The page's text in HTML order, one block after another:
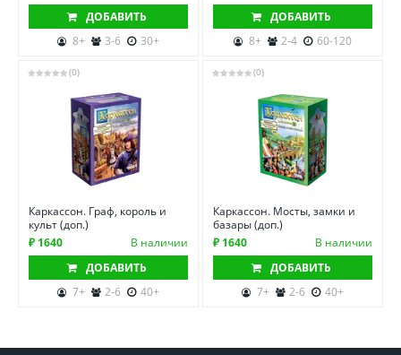
ДОБАВИТЬ
8+
3-6 30+
ДОБАВИТЬ
8+
2-4 60-120
(0)
Каркассон. Граф, король и
культ (доп.)
₽ 1640
В наличии
ДОБАВИТЬ
7+
2-6 40+
(0)
Каркассон. Мосты, замки и
базары (доп.)
₽ 1640
В наличии
ДОБАВИТЬ
7+
2-6 40+